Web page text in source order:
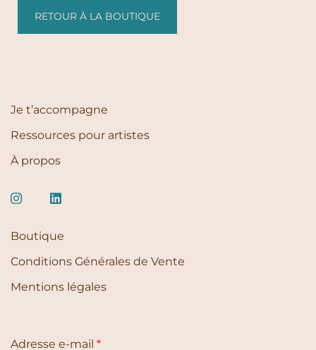
RETOUR À LA BOUTIQUE
Je t’accompagne
Ressources pour artistes
À propos
Boutique
Conditions Générales de Vente
Mentions légales
Adresse e-mail *